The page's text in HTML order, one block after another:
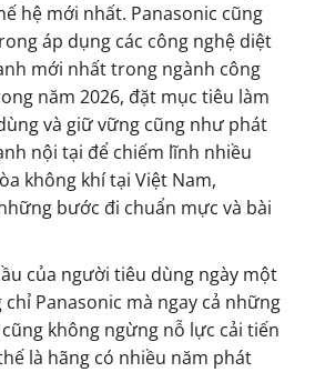
hệ mới nhất. Panasonic cũng
áp dụng các công nghệ diệt
mới nhất trong ngành công
năm 2026, đặt mục tiêu làm
và giữ vững cũng như phát
nội tại để chiếm lĩnh nhiều
không khí tại Việt Nam,
bước đi chuẩn mực và bài
của người tiêu dùng ngày một
Panasonic mà ngay cả những
không ngừng nỗ lực cải tiến
là hãng có nhiều năm phát